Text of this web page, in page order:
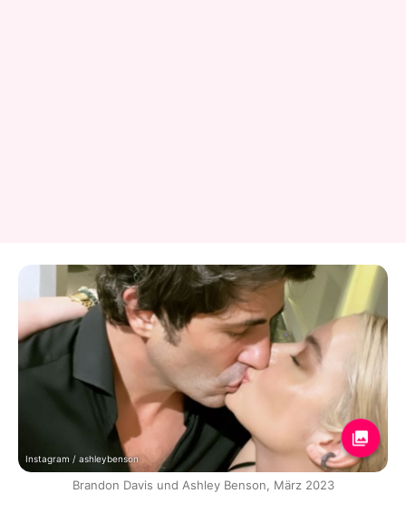
Instagram / ashleybenson
Brandon Davis und Ashley Benson, März 2023